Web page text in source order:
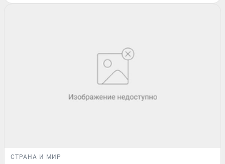
СТРАНА И МИР